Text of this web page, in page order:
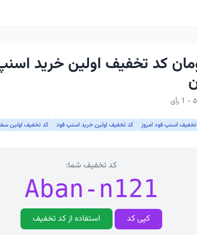
تومان کد تخفیف اولین خرید
اسنپ فود امروز کد تخفیف اولین خرید اسنپ فود کد تخفیف اولین
کد تخفیف شما:
Aban-n121
کپی کد استفاده از کد تخفیف